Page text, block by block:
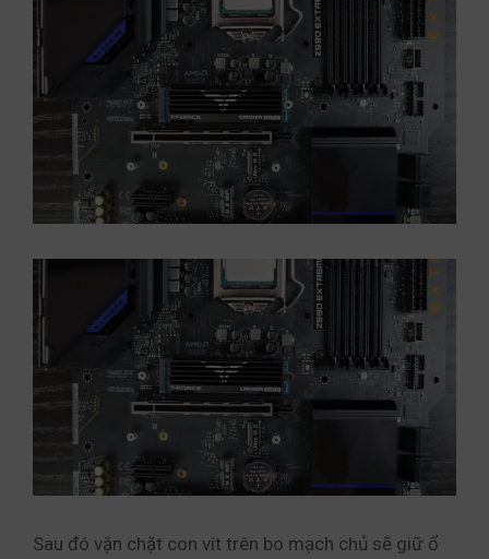
Sau đó vặn chặt con vít trên bo mạch chủ sẽ giữ ổ